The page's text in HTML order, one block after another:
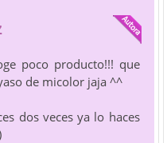
poco producto!!! que
de micolor jaja ^^
dos veces ya lo haces